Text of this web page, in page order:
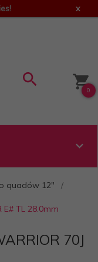
x
0
quadów 12"
E# TL 28.0mm
70J